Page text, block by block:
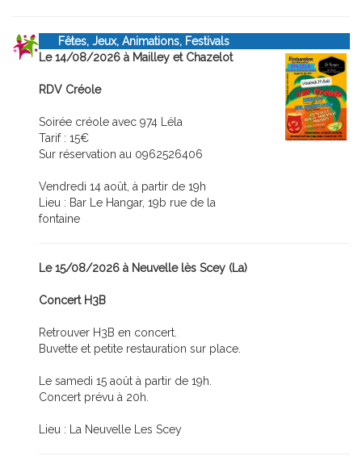
Fêtes, Jeux, Animations, Festivals
Le 14/08/2026 à Mailley et Chazelot
RDV Créole
Soirée créole avec 974 Léla
Tarif : 15€
Sur réservation au 0962526406
Vendredi 14 août, à partir de 19h
Lieu : Bar Le Hangar, 19b rue de la
fontaine
Le 15/08/2026 à Neuvelle lès Scey (La)
Concert H3B
Retrouver H3B en concert.
Buvette et petite restauration sur place.
Le samedi 15 août à partir de 19h.
Concert prévu à 20h.
Lieu : La Neuvelle Les Scey